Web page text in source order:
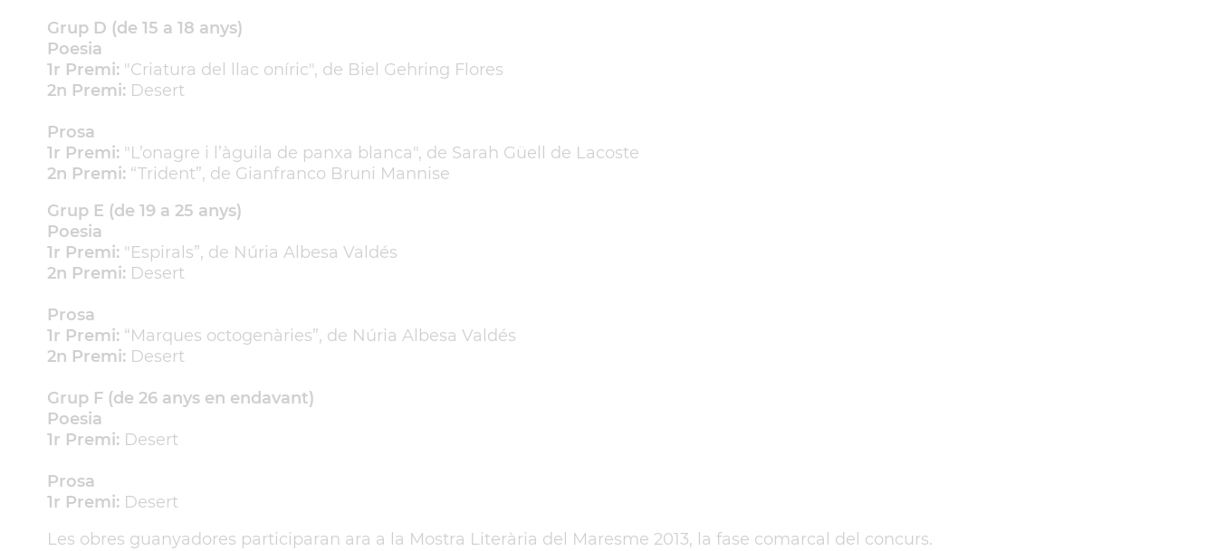
Grup D (de 15 a 18 anys)
Poesia
1r Premi: "Criatura del llac oníric", de Biel Gehring Flores
2n Premi: Desert
Prosa
1r Premi: "L’onagre i l’àguila de panxa blanca", de Sarah Güell de Lacoste
2n Premi: “Trident”, de Gianfranco Bruni Mannise
Grup E (de 19 a 25 anys)
Poesia
1r Premi: "Espirals”, de Núria Albesa Valdés
2n Premi: Desert
Prosa
1r Premi: “Marques octogenàries”, de Núria Albesa Valdés
2n Premi: Desert
Grup F (de 26 anys en endavant)
Poesia
1r Premi: Desert
Prosa
1r Premi: Desert
Les obres guanyadores participaran ara a la Mostra Literària del Maresme 2013, la fase comarcal del concurs.